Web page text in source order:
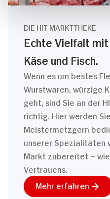
DIE HIT MARKTTHEKE
Echte Vielfalt
Käse und Fisch.
Wenn es um bestes
Wurstwaren, würzige
geht, sind Sie an der
richtig. Hier werden
Meistermetzgern
unserer Spezialitäten
Markt zubereitet –
Vertrauens.
Mehr erfahren